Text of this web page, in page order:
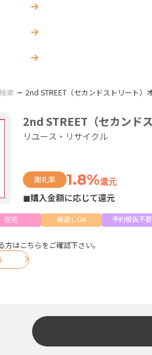
索 2nd STREET（セカンドストリート）
2nd STREET（セカンド
リユース・リサイクル
謝礼率 1.8%還元
◼購入金額に応じて還元
在宅 繰返しOK 予約報告不要
はこちらをご確認下さい。